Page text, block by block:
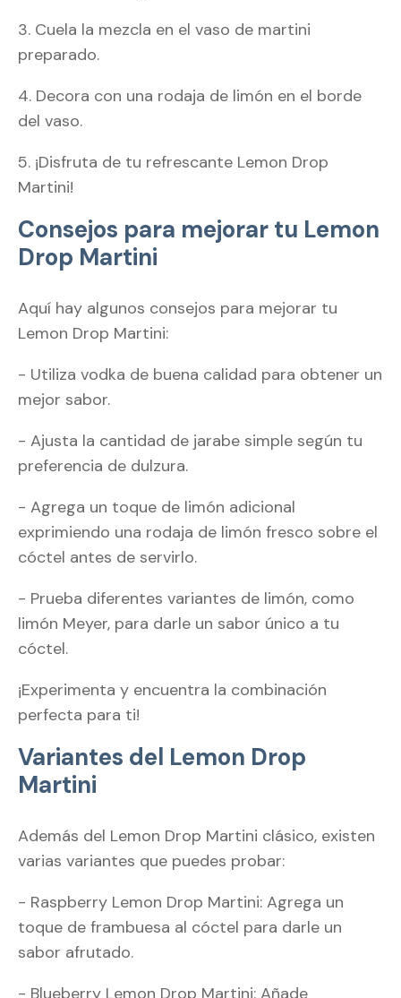
3. Cuela la mezcla en el vaso de martini
preparado.
4. Decora con una rodaja de limón en el borde
del vaso.
5. ¡Disfruta de tu refrescante Lemon Drop
Martini!
Consejos para mejorar tu Lemon
Drop Martini
Aquí hay algunos consejos para mejorar tu
Lemon Drop Martini:
- Utiliza vodka de buena calidad para obtener un
mejor sabor.
- Ajusta la cantidad de jarabe simple según tu
preferencia de dulzura.
- Agrega un toque de limón adicional
exprimiendo una rodaja de limón fresco sobre el
cóctel antes de servirlo.
- Prueba diferentes variantes de limón, como
limón Meyer, para darle un sabor único a tu
cóctel.
¡Experimenta y encuentra la combinación
perfecta para ti!
Variantes del Lemon Drop
Martini
Además del Lemon Drop Martini clásico, existen
varias variantes que puedes probar:
- Raspberry Lemon Drop Martini: Agrega un
toque de frambuesa al cóctel para darle un
sabor afrutado.
- Blueberry Lemon Drop Martini: Añade